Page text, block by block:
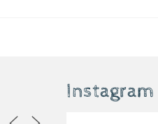
Instagram